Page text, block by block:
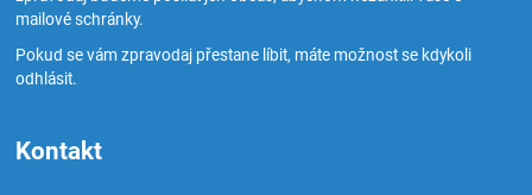
mailové schránky.
Pokud se vám zpravodaj přestane líbit, máte možnost se kdykoli
odhlásit.
Kontakt